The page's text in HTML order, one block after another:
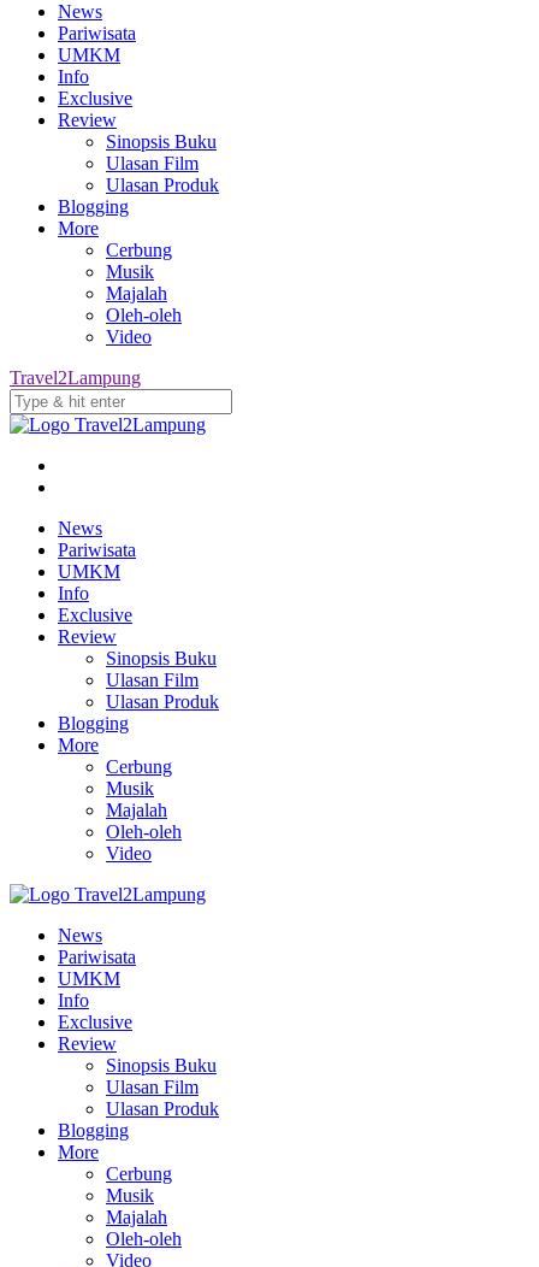
News
Pariwisata
UMKM
Info
Exclusive
Review
Sinopsis Buku
Ulasan Film
Ulasan Produk
Blogging
More
Cerbung
Musik
Majalah
Oleh-oleh
Video
Travel2Lampung
News
Pariwisata
UMKM
Info
Exclusive
Review
Sinopsis Buku
Ulasan Film
Ulasan Produk
Blogging
More
Cerbung
Musik
Majalah
Oleh-oleh
Video
News
Pariwisata
UMKM
Info
Exclusive
Review
Sinopsis Buku
Ulasan Film
Ulasan Produk
Blogging
More
Cerbung
Musik
Majalah
Oleh-oleh
Video